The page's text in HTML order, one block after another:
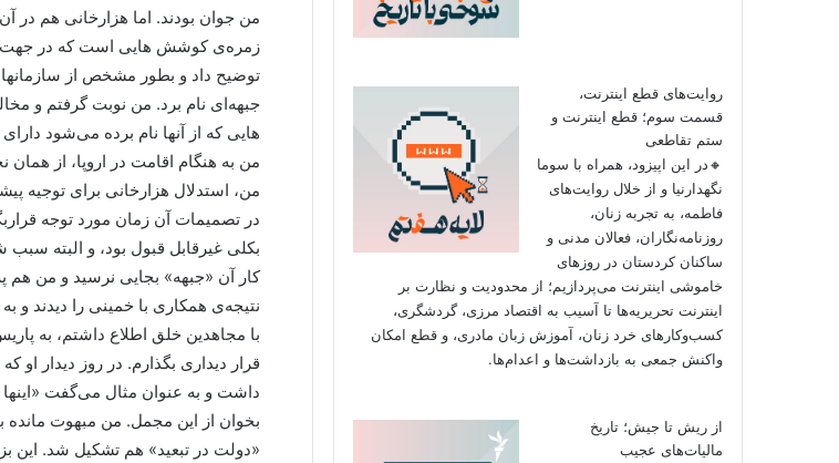
من جوان بودند. اما هزارخانی هم
زمره‌ی کوشش هایی است که در جهت
توضیح داد و بطور مشخص از
جبهه‌ای نام برد. من نوبت گرفتم و
هایی که از آنها نام برده می‌شود
من به هنگام اقامت در اروپا، از
من، استدلال هزارخانی برای توجیه
در تصمیمات آن زمان مورد توجه
بکلی غیرقابل قبول بود، و البته
کار آن «جبهه» بجایی نرسید و من هم
نتیجه‌ی همکاری با خمینی را دیدند و
با مجاهدین خلق اطلاع داشتم، به
قرار دیداری بگذارم. در روز دیدار
داشت و به عنوان مثال می‌گفت
بخوان از این مجمل. من مبهوت مانده
«دولت در تبعید» هم تشکیل شد. این
روایت‌های قطع اینترنت،
قسمت سوم؛ قطع اینترنت و
ستم تقاطعی
🔸در این اپیزود، همراه با سوما
نگهدارنیا و از خلال روایت‌های
فاطمه، به تجربه زنان،
روزنامه‌نگاران، فعالان مدنی و
ساکنان کردستان در روزهای
خاموشی اینترنت می‌پردازیم؛ از محدودیت و نظارت بر
اینترنت تحریریه‌ها تا آسیب به اقتصاد مرزی، گردشگری،
کسب‌وکارهای خرد زنان، آموزش زبان مادری، و قطع امکان
واکنش جمعی به بازداشت‌ها و اعدام‌ها.
از ریش تا جیش؛ تاریخ
مالیات‌های عجیب